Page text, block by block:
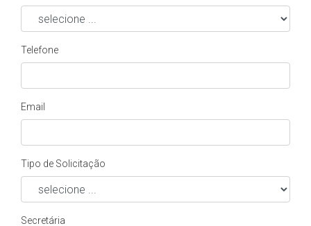
Telefone
Email
Tipo de Solicitação
Secretária